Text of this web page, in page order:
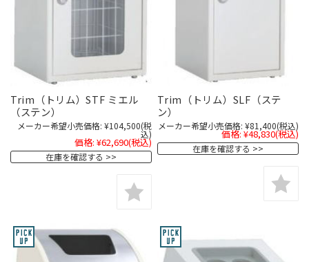
Trim（トリム）STF ミエル
（ステン）
メーカー希望小売価格: ¥104,500(税
込)
価格: ¥62,690(税込)
在庫を確認する
Trim（トリム）SLF（ステ
ン）
メーカー希望小売価格: ¥81,400(税込)
価格: ¥48,830(税込)
在庫を確認する